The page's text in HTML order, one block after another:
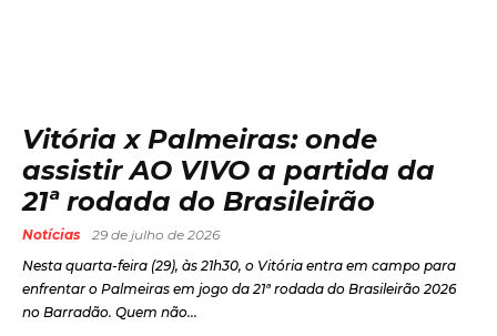
Vitória x Palmeiras: onde
assistir AO VIVO a partida da
21ª rodada do Brasileirão
Notícias
29 de julho de 2026
Nesta quarta-feira (29), às 21h30, o Vitória entra em campo para
enfrentar o Palmeiras em jogo da 21ª rodada do Brasileirão 2026
no Barradão. Quem não...